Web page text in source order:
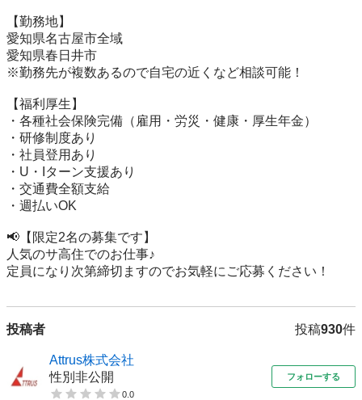
【勤務地】
愛知県名古屋市全域
愛知県春日井市
※勤務先が複数あるので自宅の近くなど相談可能！
【福利厚生】
・各種社会保険完備（雇用・労災・健康・厚生年金）
・研修制度あり
・社員登用あり
・U・Iターン支援あり
・交通費全額支給
・週払いOK
📢【限定2名の募集です】
人気のサ高住でのお仕事♪
定員になり次第締切ますのでお気軽にご応募ください！
投稿者 投稿930件
Attrus株式会社
性別非公開
0.0
フォローする